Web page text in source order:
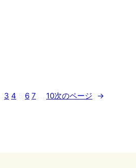
3 4 6 7 10次のページ →